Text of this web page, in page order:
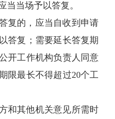
当当场予以答复。
复的，应当自收到申请
答复；需要延长答复期
开工作机构负责人同意
限最长不得超过20个工
和其他机关意见所需时